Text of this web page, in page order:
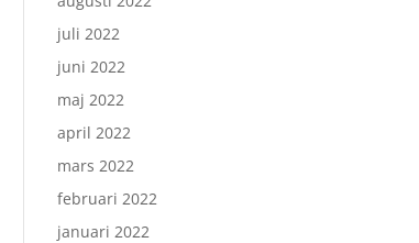
juli 2022
juni 2022
maj 2022
april 2022
mars 2022
februari 2022
januari 2022